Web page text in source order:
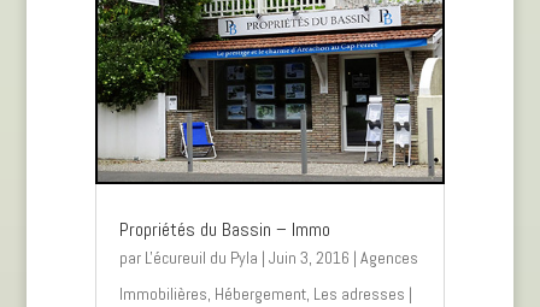
Propriétés du Bassin – Immo
par L'écureuil du Pyla | Juin 3, 2016 | Agences
Immobilières, Hébergement, Les adresses |